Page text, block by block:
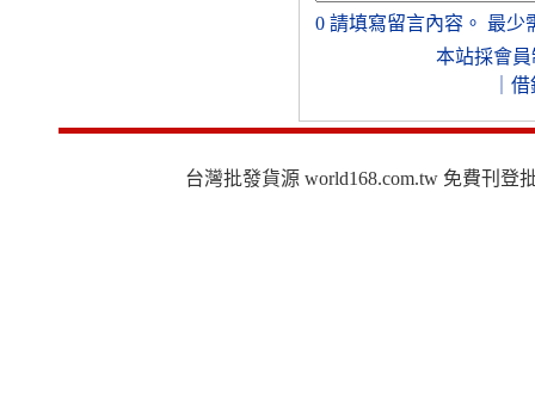
0 請填寫留言內容。 最少
本站採會員
借
台灣批發貨源 world168.com.tw 免費刊登